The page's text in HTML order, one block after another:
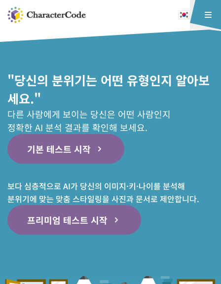
"당신의 분위기는 어떤 유형인지 알아보
세요."
다른 사람에게 보이는 당신은 어떤 사람인지
정확한 AI 분석 결과를 확인해 보세요.
기본 테스트 시작
보다 심층적으로 AI가 당신의 이미지·키·나이를 분석해
분위기에 맞는 맞춤 스타일링을 사진과 문서로 제안합니다.
프리미엄 테스트 시작